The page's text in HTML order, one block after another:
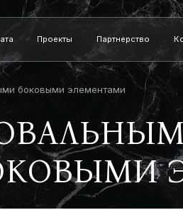
Проекты Партнерство
боковыми элементами